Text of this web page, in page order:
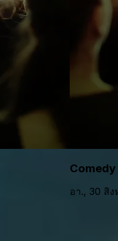
อา., 30 สิง